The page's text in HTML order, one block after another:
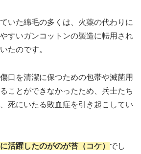
いた綿毛の多くは、火薬の代わりに
すいガンコットンの製造に転用され
たのです。
口を清潔に保つための包帯や滅菌用
ことができなかったため、兵士たち
死にいたる敗血症を引き起こしてい
活躍したのがのが苔（コケ） でし